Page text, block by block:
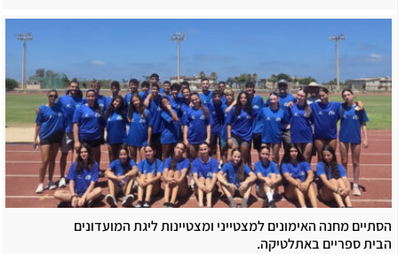
הסתיים מחנה האימונים למצטייני ומצטיינות ליגת המועדונים
הבית ספריים באתלטיקה.